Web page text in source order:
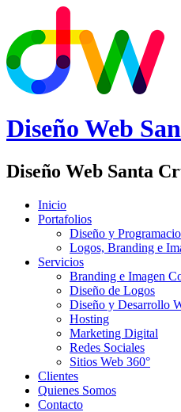
Diseño Web
Diseño Web Santa
Inicio
Portafolios
Diseño y
Logos, Branding e
Servicios
Branding e Imagen
Diseño de Logos
Diseño y Desarrollo
Hosting
Marketing Digital
Redes Sociales
Sitios Web 360°
Clientes
Quienes Somos
Contacto